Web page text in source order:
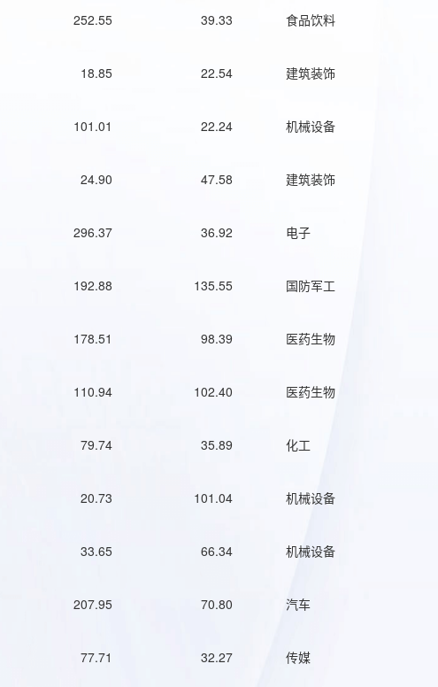
252.55 39.33 食品饮料
18.85 22.54 建筑装饰
101.01 22.24 机械设备
24.90 47.58 建筑装饰
296.37 36.92 电子
192.88 135.55 国防军工
178.51 98.39 医药生物
110.94 102.40 医药生物
79.74 35.89 化工
20.73 101.04 机械设备
33.65 66.34 机械设备
207.95 70.80 汽车
77.71 32.27 传媒